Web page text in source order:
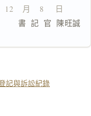
12    月    8     日
書  記  官  陳旺誠
記與訴訟紀錄